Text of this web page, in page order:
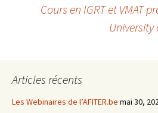
Navigation
articles
Cours en IGRT et VMAT
University
Articles récents
Les Webinaires de l’AFITER.be mai 30,